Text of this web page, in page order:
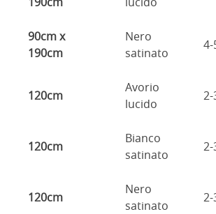
90cm x
190cm
Nero
satinato
120cm
Avorio
lucido
120cm
Bianco
satinato
120cm
Nero
satinato